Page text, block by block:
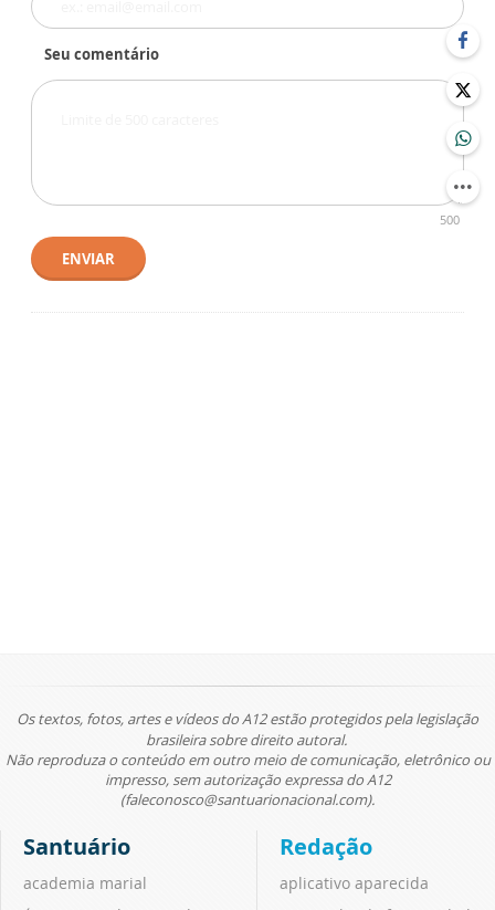
Seu comentário
500
ENVIAR
Os textos, fotos, artes e vídeos do A12 estão protegidos pela legislação
brasileira sobre direito autoral.
Não reproduza o conteúdo em outro meio de comunicação, eletrônico ou
impresso, sem autorização expressa do A12
(faleconosco@santuarionacional.com).
Santuário
academia marial
Redação
aplicativo aparecida